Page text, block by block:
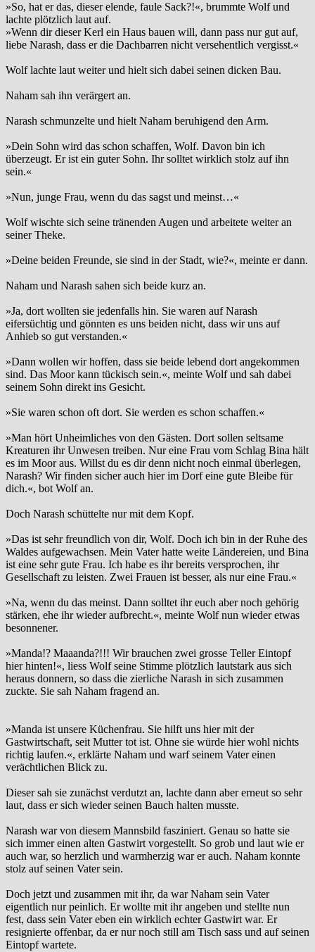
»So, hat er das, dieser elende, faule Sack?!«, brummte Wolf und
lachte plötzlich laut auf.
»Wenn dir dieser Kerl ein Haus bauen will, dann pass nur gut auf,
liebe Narash, dass er die Dachbarren nicht versehentlich vergisst.«
Wolf lachte laut weiter und hielt sich dabei seinen dicken Bau.
Naham sah ihn verärgert an.
Narash schmunzelte und hielt Naham beruhigend den Arm.
»Dein Sohn wird das schon schaffen, Wolf. Davon bin ich
überzeugt. Er ist ein guter Sohn. Ihr solltet wirklich stolz auf ihn
sein.«
»Nun, junge Frau, wenn du das sagst und meinst…«
Wolf wischte sich seine tränenden Augen und arbeitete weiter an
seiner Theke.
»Deine beiden Freunde, sie sind in der Stadt, wie?«, meinte er dann.
Naham und Narash sahen sich beide kurz an.
»Ja, dort wollten sie jedenfalls hin. Sie waren auf Narash
eifersüchtig und gönnten es uns beiden nicht, dass wir uns auf
Anhieb so gut verstanden.«
»Dann wollen wir hoffen, dass sie beide lebend dort angekommen
sind. Das Moor kann tückisch sein.«, meinte Wolf und sah dabei
seinem Sohn direkt ins Gesicht.
»Sie waren schon oft dort. Sie werden es schon schaffen.«
»Man hört Unheimliches von den Gästen. Dort sollen seltsame
Kreaturen ihr Unwesen treiben. Nur eine Frau vom Schlag Bina hält
es im Moor aus. Willst du es dir denn nicht noch einmal überlegen,
Narash? Wir finden sicher auch hier im Dorf eine gute Bleibe für
dich.«, bot Wolf an.
Doch Narash schüttelte nur mit dem Kopf.
»Das ist sehr freundlich von dir, Wolf. Doch ich bin in der Ruhe des
Waldes aufgewachsen. Mein Vater hatte weite Ländereien, und Bina
ist eine sehr gute Frau. Ich habe es ihr bereits versprochen, ihr
Gesellschaft zu leisten. Zwei Frauen ist besser, als nur eine Frau.«
»Na, wenn du das meinst. Dann solltet ihr euch aber noch gehörig
stärken, ehe ihr wieder aufbrecht.«, meinte Wolf nun wieder etwas
besonnener.
»Manda!? Maaanda?!!! Wir brauchen zwei grosse Teller Eintopf
hier hinten!«, liess Wolf seine Stimme plötzlich lautstark aus sich
heraus donnern, so dass die zierliche Narash in sich zusammen
zuckte. Sie sah Naham fragend an.
»Manda ist unsere Küchenfrau. Sie hilft uns hier mit der
Gastwirtschaft, seit Mutter tot ist. Ohne sie würde hier wohl nichts
richtig laufen.«, erklärte Naham und warf seinem Vater einen
verächtlichen Blick zu.
Dieser sah sie zunächst verdutzt an, lachte dann aber erneut so sehr
laut, dass er sich wieder seinen Bauch halten musste.
Narash war von diesem Mannsbild fasziniert. Genau so hatte sie
sich immer einen alten Gastwirt vorgestellt. So grob und laut wie er
auch war, so herzlich und warmherzig war er auch. Naham konnte
stolz auf seinen Vater sein.
Doch jetzt und zusammen mit ihr, da war Naham sein Vater
eigentlich nur peinlich. Er wollte mit ihr angeben und stellte nun
fest, dass sein Vater eben ein wirklich echter Gastwirt war. Er
resignierte offenbar, da er nur noch still am Tisch sass und auf seinen
Eintopf wartete.